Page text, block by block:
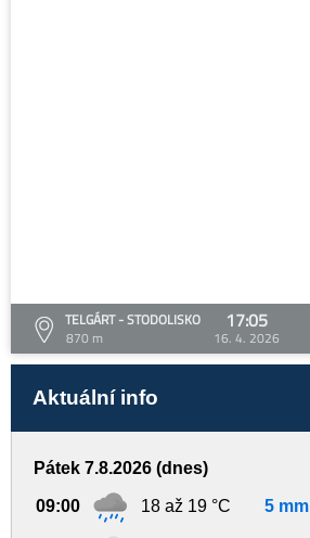
TELGÁRT - STODOLISKO
870 m
17:05
16. 4. 2026
Aktuální info
Pátek 7.8.2026 (dnes)
09:00 18 až 19 °C 5 mm